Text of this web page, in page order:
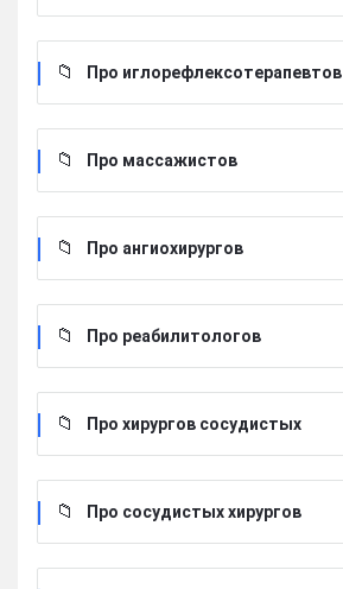
Про иглорефлексотерапевтов
Про массажистов
Про ангиохирургов
Про реабилитологов
Про хирургов сосудистых
Про сосудистых хирургов